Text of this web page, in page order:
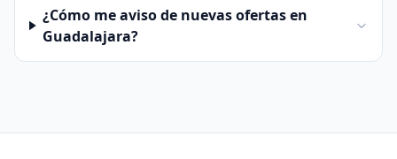
¿Cómo me aviso de nuevas ofertas en
Guadalajara?